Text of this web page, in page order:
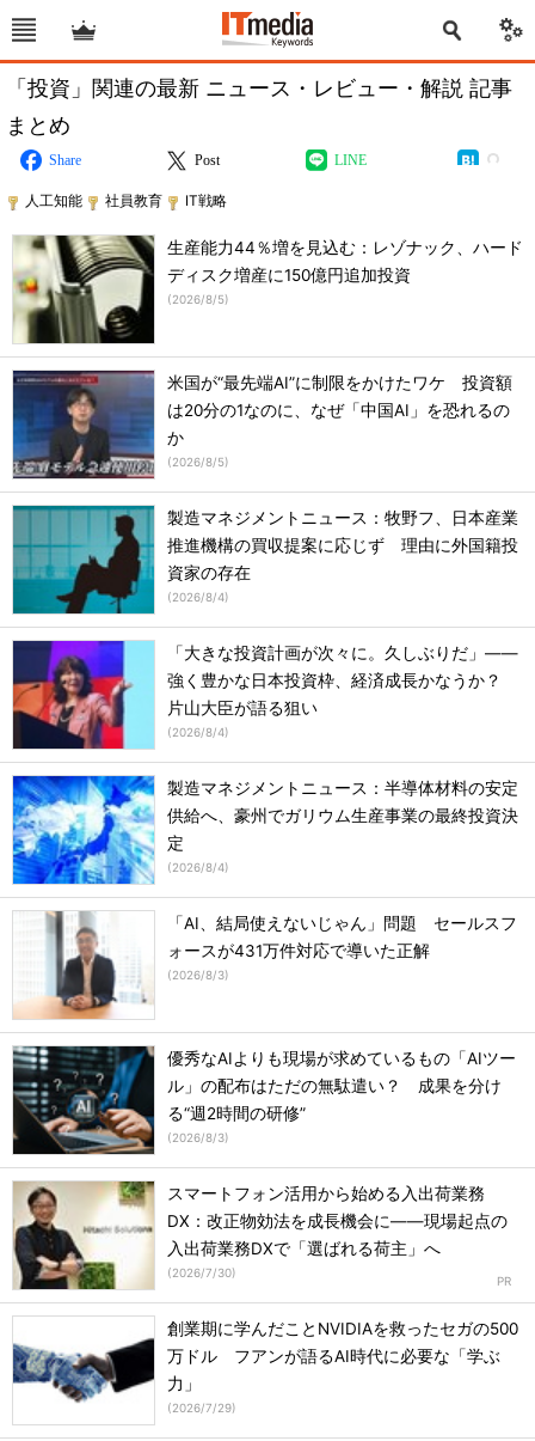
「投資」関連の最新 ニュース・レビュー・解説 記事
まとめ
Share Post LINE
人工知能 社員教育 IT戦略
生産能力44％増を見込む：レゾナック、ハード
ディスク増産に150億円追加投資
(2026/8/5)
米国が“最先端AI”に制限をかけたワケ 投資額
は20分の1なのに、なぜ「中国AI」を恐れるの
か
(2026/8/5)
製造マネジメントニュース：牧野フ、日本産業
推進機構の買収提案に応じず 理由に外国籍投
資家の存在
(2026/8/4)
「大きな投資計画が次々に。久しぶりだ」――
強く豊かな日本投資枠、経済成長かなうか？
片山大臣が語る狙い
(2026/8/4)
製造マネジメントニュース：半導体材料の安定
供給へ、豪州でガリウム生産事業の最終投資決
定
(2026/8/4)
「AI、結局使えないじゃん」問題 セールスフ
ォースが431万件対応で導いた正解
(2026/8/3)
優秀なAIよりも現場が求めているもの「AIツー
ル」の配布はただの無駄遣い？ 成果を分け
る“週2時間の研修”
(2026/8/3)
スマートフォン活用から始める入出荷業務
DX：改正物効法を成長機会に――現場起点の
入出荷業務DXで「選ばれる荷主」へ
(2026/7/30)
創業期に学んだことNVIDIAを救ったセガの500
万ドル フアンが語るAI時代に必要な「学ぶ
力」
(2026/7/29)